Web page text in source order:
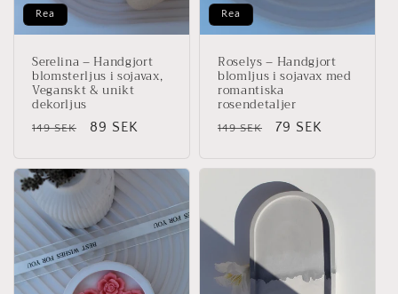
Rea
Serelina – Handgjort
blomsterljus i sojavax,
Veganskt & unikt
dekorljus
Ordinarie
149 SEK Försäljningspris
89 SEK
Rea
Roselys – Handgjort
blomljus i sojavax med
romantiska
rosendetaljer
Ordinarie
149 SEK Försäljningspris
79 SEK